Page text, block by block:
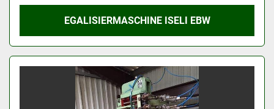
EGALISIERMASCHINE ISELI EBW